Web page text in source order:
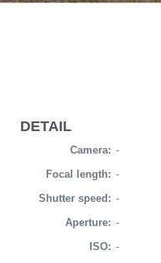
DETAIL
Camera: -
Focal length: -
Shutter speed: -
Aperture: -
ISO: -